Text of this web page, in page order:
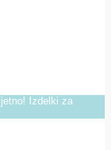
Izdelki za